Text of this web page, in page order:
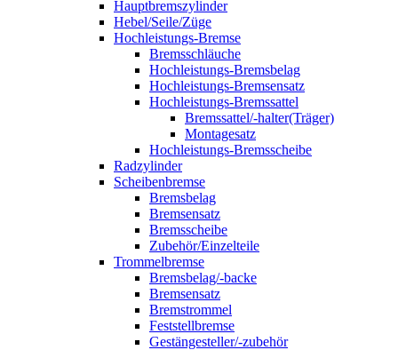
Hauptbremszylinder
Hebel/Seile/Züge
Hochleistungs-Bremse
Bremsschläuche
Hochleistungs-Bremsbelag
Hochleistungs-Bremsensatz
Hochleistungs-Bremssattel
Bremssattel/-halter(Träger)
Montagesatz
Hochleistungs-Bremsscheibe
Radzylinder
Scheibenbremse
Bremsbelag
Bremsensatz
Bremsscheibe
Zubehör/Einzelteile
Trommelbremse
Bremsbelag/-backe
Bremsensatz
Bremstrommel
Feststellbremse
Gestängesteller/-zubehör